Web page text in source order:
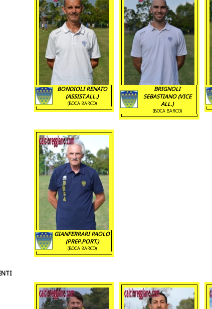
BONDIOLI RENATO
(ASSIST.ALL.)
(BOCA BARCO)
BRIGNOLI
SEBASTIANO (VICE
ALL.)
(BOCA BARCO)
GIANFERRARI PAOLO
(PREP.PORT.)
(BOCA BARCO)